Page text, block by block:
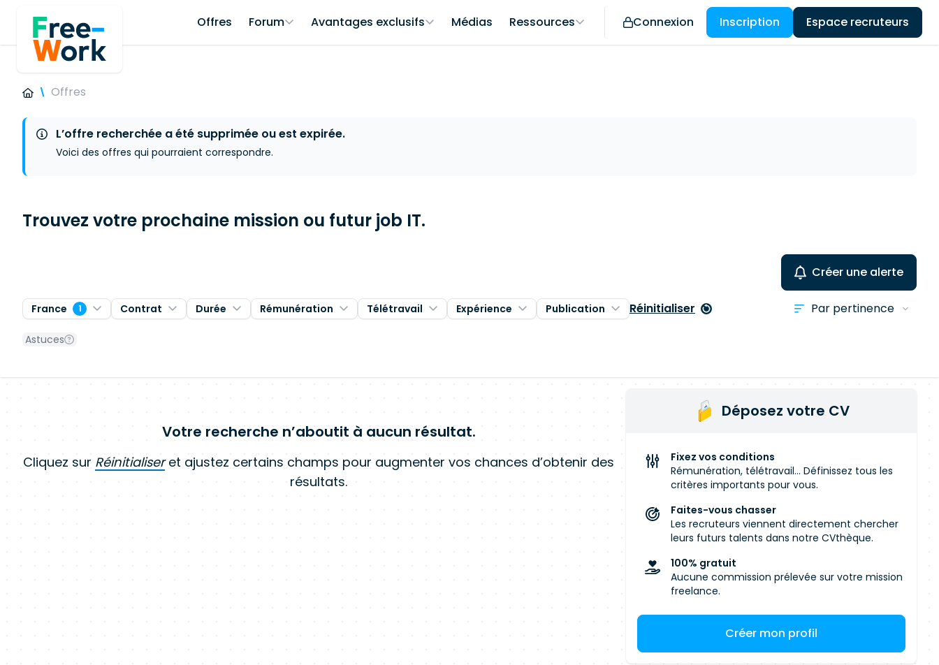
Offres Forum Avantages exclusifs Médias Ressources Connexion Inscription Espace recruteurs
Offres
L’offre recherchée a été supprimée ou est expirée.
Voici des offres qui pourraient correspondre.
Trouvez votre prochaine mission ou futur job IT.
Créer une alerte
France 1 Contrat Durée Rémunération Télétravail Expérience Publication Réinitialiser
Astuces
Votre recherche n’aboutit à aucun résultat.
Cliquez sur Réinitialiseret ajustez certains champs pour augmenter vos chances d’obtenir des
résultats.
Déposez votre CV
Fixez vos conditions
Rémunération, télétravail... Définissez tous les
critères importants pour vous.
Faites-vous chasser
Les recruteurs viennent directement chercher
leurs futurs talents dans notre CVthèque.
100% gratuit
Aucune commission prélevée sur votre mission
freelance.
Créer mon profil